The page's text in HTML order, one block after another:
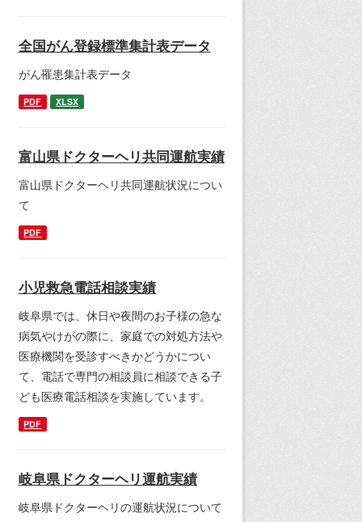
全国がん登録標準集計表データ
がん罹患集計表データ
PDF XLSX
富山県ドクターヘリ共同運航実績
富山県ドクターヘリ共同運航状況につい
て
PDF
小児救急電話相談実績
岐阜県では、休日や夜間のお子様の急な
病気やけがの際に、家庭での対処方法や
医療機関を受診すべきかどうかについ
て、電話で専門の相談員に相談できる子
ども医療電話相談を実施しています。
PDF
岐阜県ドクターヘリ運航実績
岐阜県ドクターヘリの運航状況について